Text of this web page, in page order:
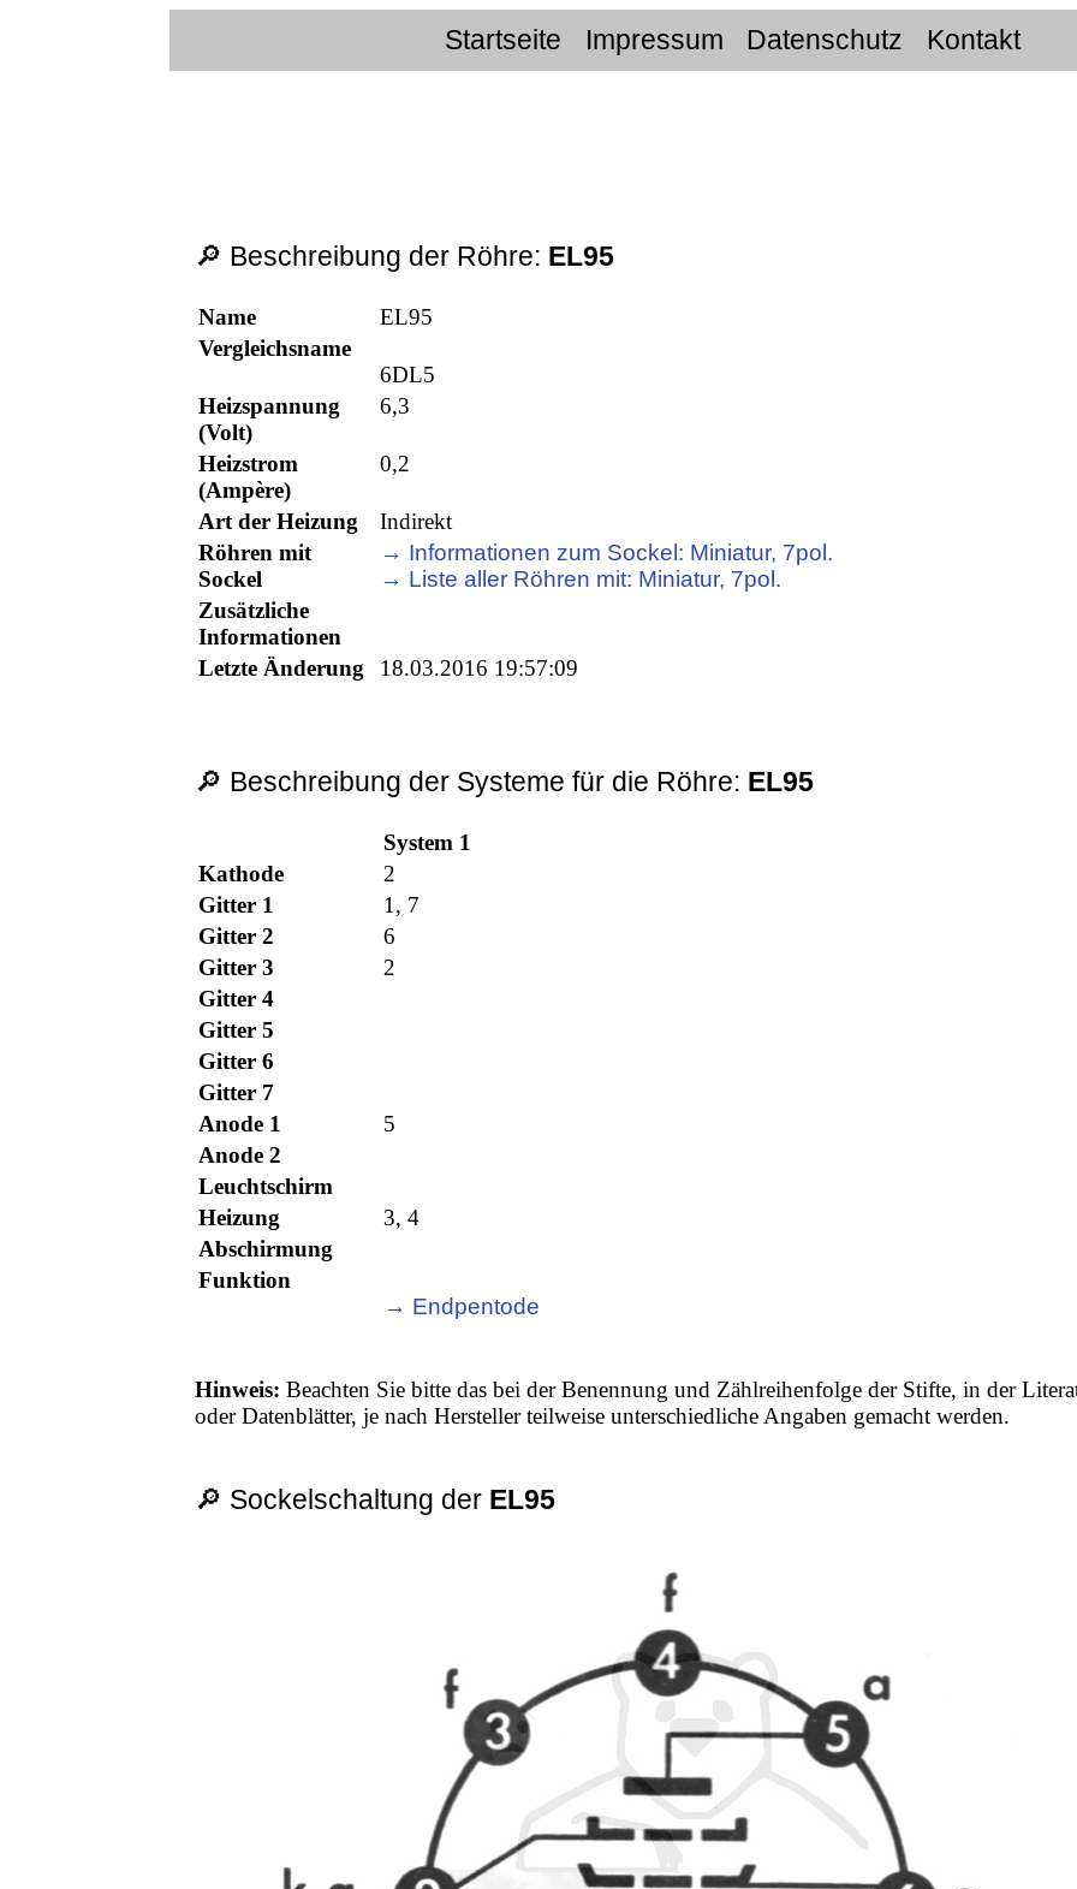
Startseite Impressum Datenschutz Kontakt
🔎 Beschreibung der Röhre: EL95
Name
EL95
Vergleichsname
6DL5
Heizspannung
(Volt)
6,3
Heizstrom
(Ampère)
0,2
Art der Heizung
Indirekt
Röhren mit
Sockel
→ Informationen zum Sockel: Miniatur, 7pol.
→ Liste aller Röhren mit: Miniatur, 7pol.
Zusätzliche
Informationen
Letzte Änderung
18.03.2016 19:57:09
🔎 Beschreibung der Systeme für die Röhre: EL95
System 1
Kathode
2
Gitter 1
1, 7
Gitter 2
6
Gitter 3
2
Gitter 4
Gitter 5
Gitter 6
Gitter 7
Anode 1
5
Anode 2
Leuchtschirm
Heizung
3, 4
Abschirmung
Funktion
→ Endpentode
Hinweis: Beachten Sie bitte das bei der Benennung und Zählreihenfolge der Stifte, in der
oder Datenblätter, je nach Hersteller teilweise unterschiedliche Angaben gemacht werden.
🔎 Sockelschaltung der EL95